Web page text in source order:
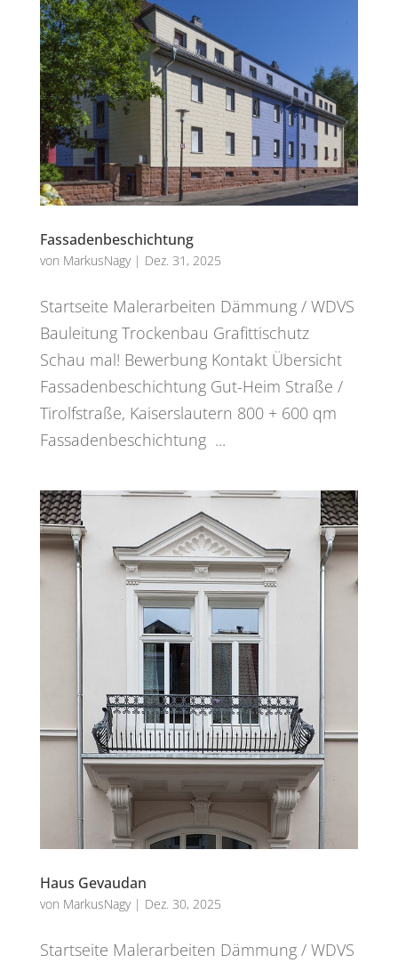
Fassadenbeschichtung
von MarkusNagy| Dez. 31, 2025
Startseite Malerarbeiten Dämmung / WDVS
Bauleitung Trockenbau Grafittischutz
Schau mal! Bewerbung Kontakt Übersicht
Fassadenbeschichtung Gut-Heim Straße /
Tirolfstraße, Kaiserslautern 800 + 600 qm
Fassadenbeschichtung ...
Haus Gevaudan
von MarkusNagy| Dez. 30, 2025
Startseite Malerarbeiten Dämmung / WDVS